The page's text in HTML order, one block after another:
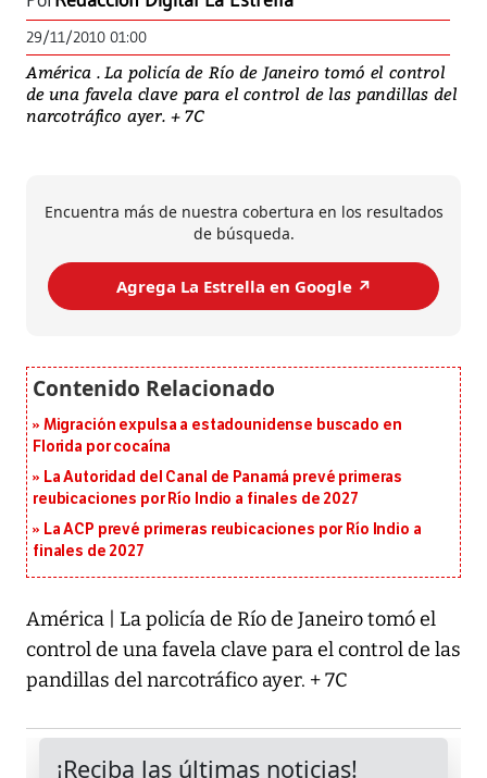
29/11/2010 01:00
América . La policía de Río de Janeiro tomó el control
de una favela clave para el control de las pandillas del
narcotráfico ayer. + 7C
Encuentra más de nuestra cobertura en los resultados
de búsqueda.
Agrega La Estrella en Google ↗️
Migración expulsa a estadounidense buscado en
Florida por cocaína
La Autoridad del Canal de Panamá prevé primeras
reubicaciones por Río Indio a finales de 2027
La ACP prevé primeras reubicaciones por Río Indio a
finales de 2027
América | La policía de Río de Janeiro tomó el
control de una favela clave para el control de las
pandillas del narcotráfico ayer. + 7C